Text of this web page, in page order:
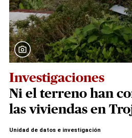
Investigaciones
Ni el terreno han
las viviendas en
Unidad de datos e investigación